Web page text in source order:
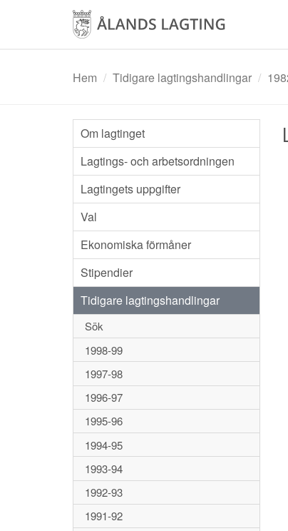
Hem Tidigare lagtingshandlingar
Om lagtinget
Lagtings- och arbetsordningen
Lagtingets uppgifter
Val
Ekonomiska förmåner
Stipendier
Tidigare lagtingshandlingar
Sök
1998-99
1997-98
1996-97
1995-96
1994-95
1993-94
1992-93
1991-92